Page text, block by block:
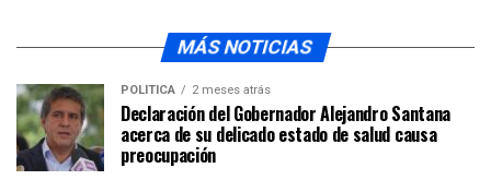
MÁS NOTICIAS
POLÍTICA 2 meses atrás
Declaración del Gobernador Alejandro Santana
acerca de su delicado estado de salud causa
preocupación